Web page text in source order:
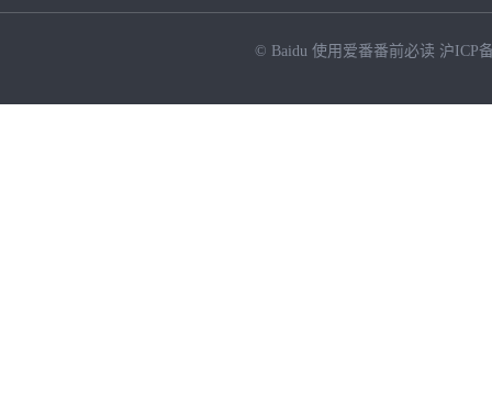
© Baidu 使用爱番番前必读 沪ICP